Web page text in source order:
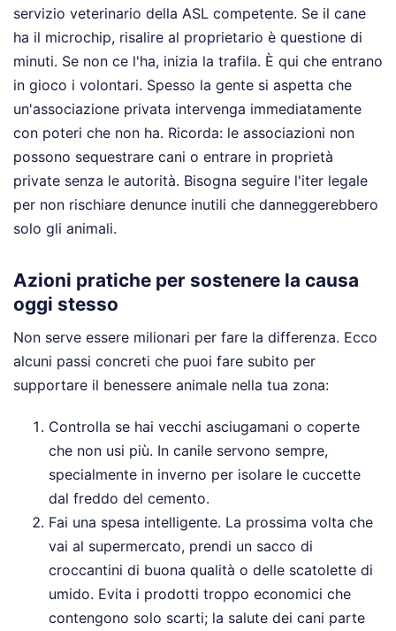
servizio veterinario della ASL competente. Se il cane
ha il microchip, risalire al proprietario è questione di
minuti. Se non ce l'ha, inizia la trafila. È qui che entrano
in gioco i volontari. Spesso la gente si aspetta che
un'associazione privata intervenga immediatamente
con poteri che non ha. Ricorda: le associazioni non
possono sequestrare cani o entrare in proprietà
private senza le autorità. Bisogna seguire l'iter legale
per non rischiare denunce inutili che danneggerebbero
solo gli animali.
Azioni pratiche per sostenere la causa
oggi stesso
Non serve essere milionari per fare la differenza. Ecco
alcuni passi concreti che puoi fare subito per
supportare il benessere animale nella tua zona:
Controlla se hai vecchi asciugamani o coperte
che non usi più. In canile servono sempre,
specialmente in inverno per isolare le cuccette
dal freddo del cemento.
Fai una spesa intelligente. La prossima volta che
vai al supermercato, prendi un sacco di
croccantini di buona qualità o delle scatolette di
umido. Evita i prodotti troppo economici che
contengono solo scarti; la salute dei cani parte